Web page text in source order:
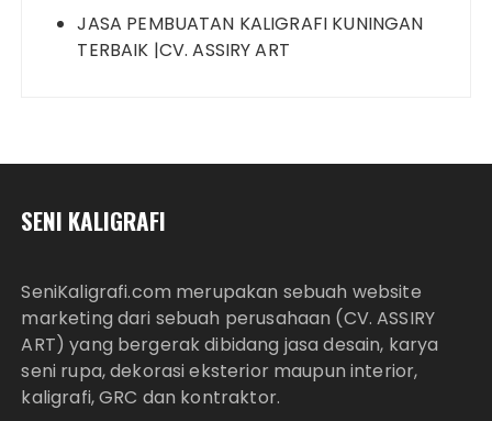
JASA PEMBUATAN KALIGRAFI KUNINGAN
TERBAIK |CV. ASSIRY ART
SENI KALIGRAFI
SeniKaligrafi.com merupakan sebuah website
marketing dari sebuah perusahaan (CV. ASSIRY
ART) yang bergerak dibidang jasa desain, karya
seni rupa, dekorasi eksterior maupun interior,
kaligrafi, GRC dan kontraktor.